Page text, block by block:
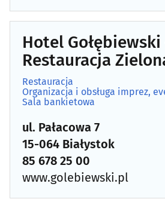
Hotel Gołębiewski
Restauracja
Restauracja
Organizacja i obsługa imprez,
Sala bankietowa
ul. Pałacowa 7
15-064 Białystok
85 678 25 00
www.golebiewski.pl